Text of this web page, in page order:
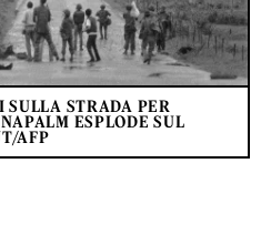
SULLA STRADA PER
ESPLODE SUL
AFP